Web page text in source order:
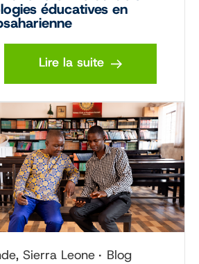
éducatives en
Lire la suite
Sierra Leone Blog